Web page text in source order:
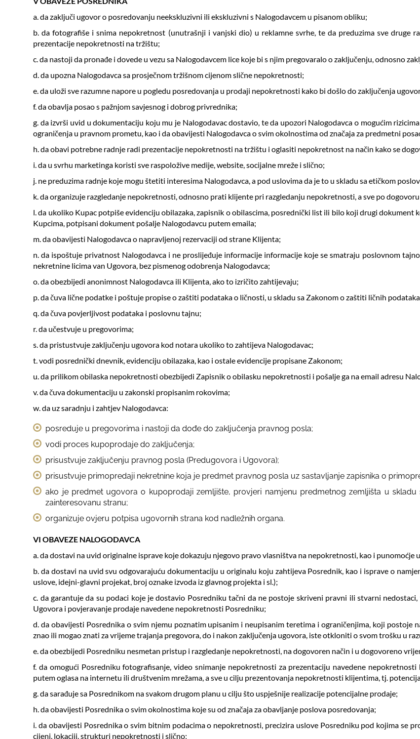
a. da zaključi ugovor o posredovanju neekskluzivni ili ekskluzivni s Nalogodavcem u pisanom obliku;
b. da fotografiše i snima nepokretnost (unutrašnji i vanjski dio) u reklamne svrhe, te da preduzima sve
prezentacije nepokretnosti na tržištu;
c. da nastoji da pronađe i dovede u vezu sa Nalogodavcem lice koje bi s njim pregovaralo o zaključenju, odnosno
d. da upozna Nalogodavca sa prosječnom tržišnom cijenom slične nepokretnosti;
e. da uloži sve razumne napore u pogledu posredovanja u prodaji nepokretnosti kako bi došlo do zaključenja
f. da obavlja posao s pažnjom savjesnog i dobrog privrednika;
g. da izvrši uvid u dokumentaciju koju mu je Nalogodavac dostavio, te da upozori Nalogodavca o mogućim
ograničenja u pravnom prometu, kao i da obavijesti Nalogodavca o svim okolnostima od značaja za predmetni
h. da obavi potrebne radnje radi prezentacije nepokretnosti na tržištu i oglasiti nepokretnost na način kako se
i. da u svrhu marketinga koristi sve raspoložive medije, website, socijalne mreže i slično;
j. ne preduzima radnje koje mogu štetiti interesima Nalogodavca, a pod uslovima da je to u skladu sa etičkom
k. da organizuje razgledanje nepokretnosti, odnosno prati klijente pri razgledanju nepokretnosti, a sve po
l. da ukoliko Kupac potpiše evidenciju obilazaka, zapisnik o obilascima, posrednički list ili bilo koji drugi
Kupcima, potpisani dokument pošalje Nalogodavcu putem emaila;
m. da obavijesti Nalogodavca o napravljenoj rezervaciji od strane Klijenta;
n. da ispoštuje privatnost Nalogodavca i ne proslijeđuje informacije informacije koje se smatraju poslovnom
nekretnine licima van Ugovora, bez pismenog odobrenja Nalogodavca;
o. da obezbijedi anonimnost Nalogodavca ili Klijenta, ako to izričito zahtijevaju;
p. da čuva lične podatke i poštuje propise o zaštiti podataka o ličnosti, u skladu sa Zakonom o zaštiti ličnih
q. da čuva povjerljivost podataka i poslovnu tajnu;
r. da učestvuje u pregovorima;
s. da pristustvuje zaključenju ugovora kod notara ukoliko to zahtijeva Nalogodavac;
t. vodi posrednički dnevnik, evidenciju obilazaka, kao i ostale evidencije propisane Zakonom;
u. da prilikom obilaska nepokretnosti obezbijedi Zapisnik o obilasku nepokretnosti i pošalje ga na email adresu
v. da čuva dokumentaciju u zakonski propisanim rokovima;
w. da uz saradnju i zahtjev Nalogodavca:
posreduje u pregovorima i nastoji da dođe do zaključenja pravnog posla;
vodi proces kupoprodaje do zaključenja;
prisustvuje zaključenju pravnog posla (Predugovora i Ugovora);
prisustvuje primopredaji nekretnine koja je predmet pravnog posla uz sastavljanje zapisnika o
ako je predmet ugovora o kupoprodaji zemljište, provjeri namjenu predmetnog zemljišta u
zainteresovanu stranu;
organizuje ovjeru potpisa ugovornih strana kod nadležnih organa.
VI OBAVEZE NALOGODAVCA
a. da dostavi na uvid originalne isprave koje dokazuju njegovo pravo vlasništva na nepokretnosti, kao i
b. da dostavi na uvid svu odgovarajuću dokumentaciju u originalu koju zahtijeva Posrednik, kao i isprave o
uslove, idejni-glavni projekat, broj oznake izvoda iz glavnog projekta i sl.);
c. da garantuje da su podaci koje je dostavio Posredniku tačni da ne postoje skriveni pravni ili stvarni
Ugovora i povjeravanje prodaje navedene nepokretnosti Posredniku;
d. da obavijesti Posrednika o svim njemu poznatim upisanim i neupisanim teretima i ograničenjima, koji postoje
znao ili mogao znati za vrijeme trajanja pregovora, do i nakon zaključenja ugovora, iste otkloniti o svom trošku u
e. da obezbijedi Posredniku nesmetan pristup i razgledanje nepokretnosti, na dogovoren način i u dogovoreno
f. da omogući Posredniku fotografisanje, video snimanje nepokretnosti za prezentaciju navedene
putem oglasa na internetu ili društvenim mrežama, a sve u cilju prezentovanja nepokretnosti klijentima, tj.
g. da sarađuje sa Posrednikom na svakom drugom planu u cilju što uspješnije realizacije potencijalne prodaje;
h. da obavijesti Posrednika o svim okolnostima koje su od značaja za obavljanje poslova posredovanja;
i. da obavijesti Posrednika o svim bitnim podacima o nepokretnosti, precizira uslove Posredniku pod kojima se
cijeni, lokaciji, strukturi nepokretnosti i slično;